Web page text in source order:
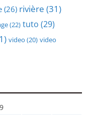
(26) rivière (31)
(22) tuto (29)
video (20) video